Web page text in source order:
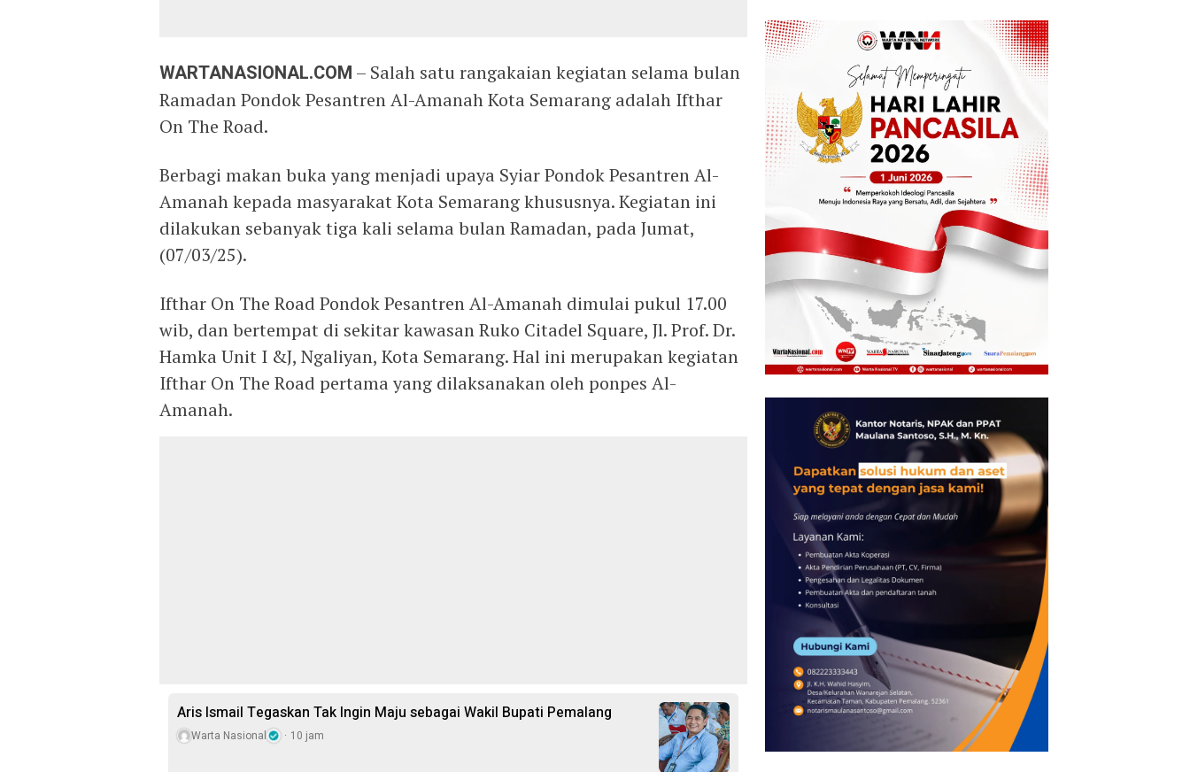
WARTANASIONAL.COM – Salah satu rangakaian kegiatan selama bulan
Ramadan Pondok Pesantren Al-Amanah Kota Semarang adalah Ifthar
On The Road.
Berbagi makan buka yang menjadi upaya Syiar Pondok Pesantren Al-
Amanah kepada masyarakat Kota Semarang khususnya. Kegiatan ini
dilakukan sebanyak tiga kali selama bulan Ramadan, pada Jumat,
(07/03/25).
Ifthar On The Road Pondok Pesantren Al-Amanah dimulai pukul 17.00
wib, dan bertempat di sekitar kawasan Ruko Citadel Square, Jl. Prof. Dr.
Hamka Unit I &J, Ngaliyan, Kota Semarang. Hal ini merupakan kegiatan
Ifthar On The Road pertama yang dilaksanakan oleh ponpes Al-
Amanah.
Aris Ismail Tegaskan Tak Ingin Maju sebagai Wakil Bupati Pemalang
Warta Nasional 10 jam